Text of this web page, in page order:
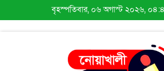
বৃহস্পতিবার, ০৬ অগাস্ট ২০২৬,